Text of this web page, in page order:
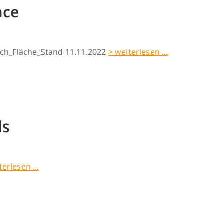
11.11.2022> weiterlesen ...
...